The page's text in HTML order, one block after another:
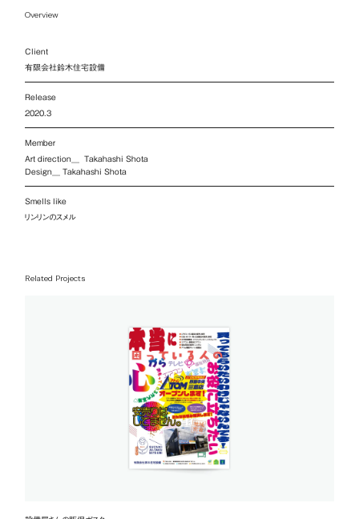
Overview
Client
有限会社鈴木住宅設備
Release
2020.3
Member
Art direction__ Takahashi Shota
Design__ Takahashi Shota
Smells like
リンリンのスメル
Related Projects